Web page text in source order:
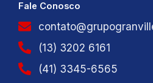
Fale Conosco
(13) 3202 6161
(41) 3345-6565